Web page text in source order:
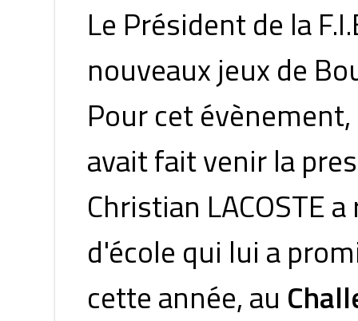
Le Président de la
nouveaux jeux de
Pour cet
avait fait venir la
Christian LACOSTE
d'école qui lui a
cette année, au